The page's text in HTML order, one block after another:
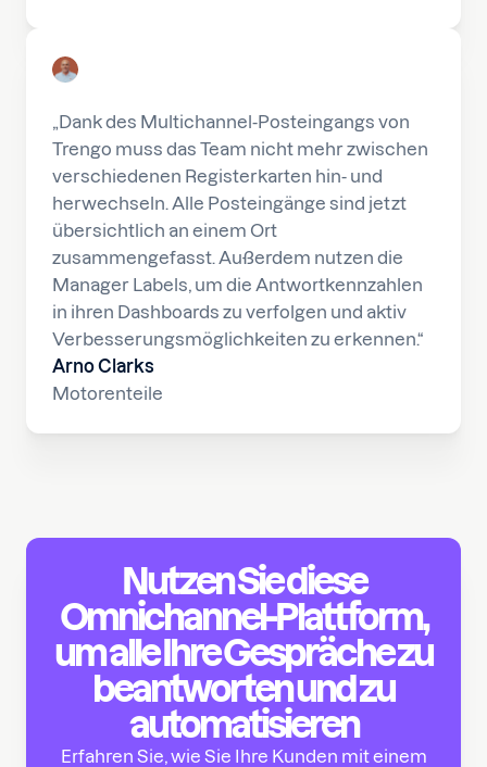
„Dank des Multichannel-Posteingangs von
Trengo muss das Team nicht mehr zwischen
verschiedenen Registerkarten hin- und
herwechseln. Alle Posteingänge sind jetzt
übersichtlich an einem Ort
zusammengefasst. Außerdem nutzen die
Manager Labels, um die Antwortkennzahlen
in ihren Dashboards zu verfolgen und aktiv
Verbesserungsmöglichkeiten zu erkennen.“
Arno Clarks
Motorenteile
Nutzen Sie diese
Omnichannel-Plattform,
um alle Ihre Gespräche zu
beantworten und zu
automatisieren
Erfahren Sie, wie Sie Ihre Kunden mit einem